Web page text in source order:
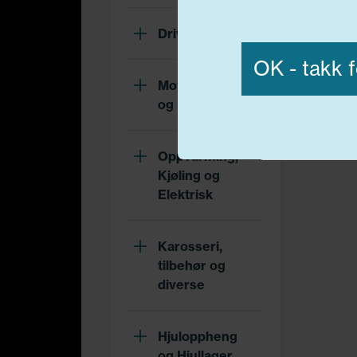
Drivverk
Motor, Drivstoff
og Eksos
Oppvarming,
Kjøling og
Elektrisk
Karosseri,
tilbehør og
diverse
Hjuloppheng
OK - takk